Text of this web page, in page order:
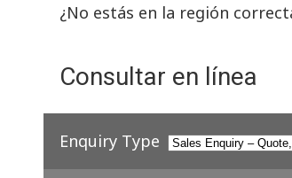
¿No estás en la región
Consultar en línea
Enquiry Type